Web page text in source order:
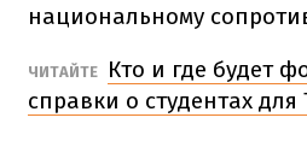
национальному
ЧИТАЙТЕ
Кто и где будет
справки о студентах для